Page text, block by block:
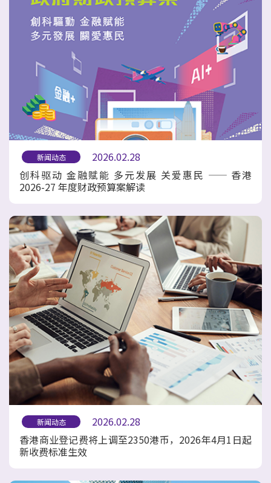
新闻动态
2026.02.28
创科驱动 金融赋能 多元发展 关爱惠民 —— 香港
2026-27 年度财政预算案解读
新闻动态
2026.02.28
香港商业登记费将上调至2350港币，2026年4月1日起
新收费标准生效